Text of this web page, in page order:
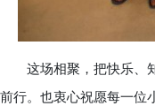
这场相聚，把快乐、知
前行。也衷心祝愿每一位